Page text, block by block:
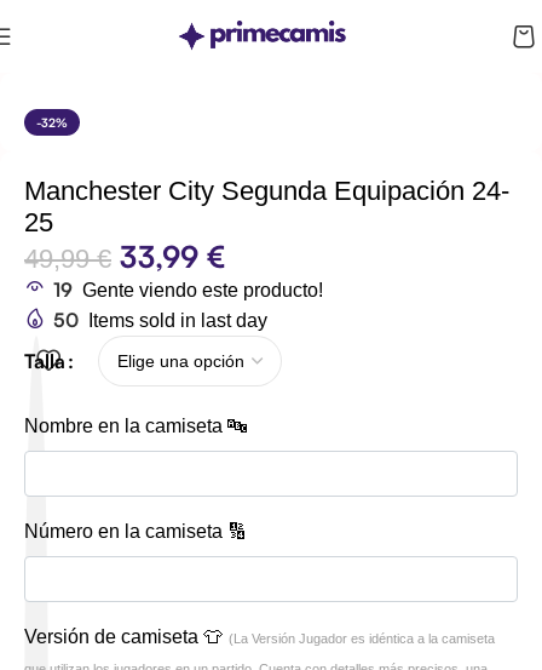
-32%
Manchester City Segunda Equipación 24-
25
49,99€ 33,99 €
19 Gente viendo este producto!
50 Items sold in last day
Talla
Nombre en la camiseta 🔤
Número en la camiseta 🔢
Versión de camiseta 👕 (La Versión Jugador es idéntica a la camiseta